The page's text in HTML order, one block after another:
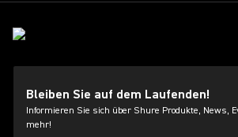
Bleiben Sie auf dem Laufenden!
Informieren Sie sich über Shure Produkte, News,
mehr!